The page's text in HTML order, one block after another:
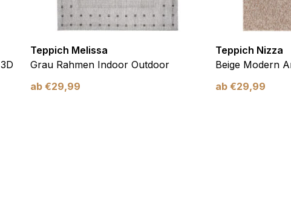
Teppich Melissa
Grau Rahmen Indoor Outdoor
ab €29,99
Teppich Nizza
Beige Modern
ab €29,99
Benutzer relevant und ansprechend sind und somit wertvoller